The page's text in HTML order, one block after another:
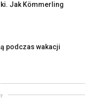
Jak Kömmerling
podczas wakacji